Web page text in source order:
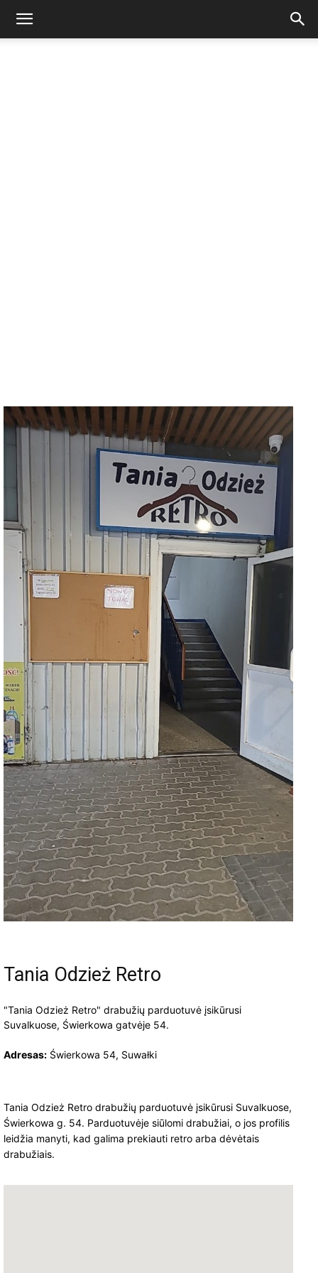
Tania Odzież Retro
"Tania Odzież Retro" drabužių parduotuvė įsikūrusi
Suvalkuose, Świerkowa gatvėje 54.
Adresas: Świerkowa 54, Suwałki
Tania Odzież Retro drabužių parduotuvė įsikūrusi Suvalkuose,
Świerkowa g. 54. Parduotuvėje siūlomi drabužiai, o jos profilis
leidžia manyti, kad galima prekiauti retro arba dėvėtais
drabužiais.